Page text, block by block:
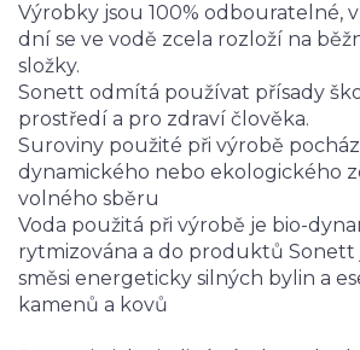
Výrobky jsou 100% odbouratelné,
dní se ve vodě zcela rozloží na
složky.
Sonett odmítá používat přísady
prostředí a pro zdraví člověka.
Suroviny použité při výrobě
dynamického nebo ekologického
volného sběru
Voda použitá při výrobě je bio-
rytmizována a do produktů Sonett
směsi energeticky silných bylin a
kamenů a kovů